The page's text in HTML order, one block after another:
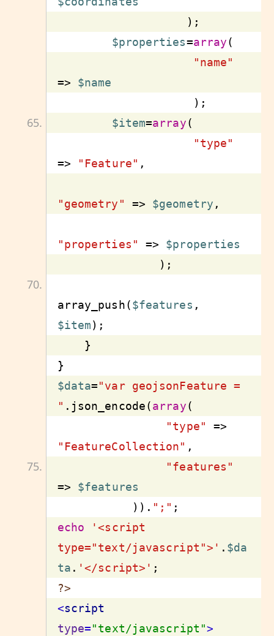
$properties=array
"name"
=> $name
$item=array
"type"
=>
"Feature"
"geometry" => $geometry
"properties" => $properties
array_push($features
$item
$data="var geojsonFeature =
" .json_encode(array
"type"
"FeatureCollection"
"features"
=> $features
           )).
";"
echo
'<script
type="text/javascript">' . $da
ta . '</script>'
?>
<script
type="text/javascript">